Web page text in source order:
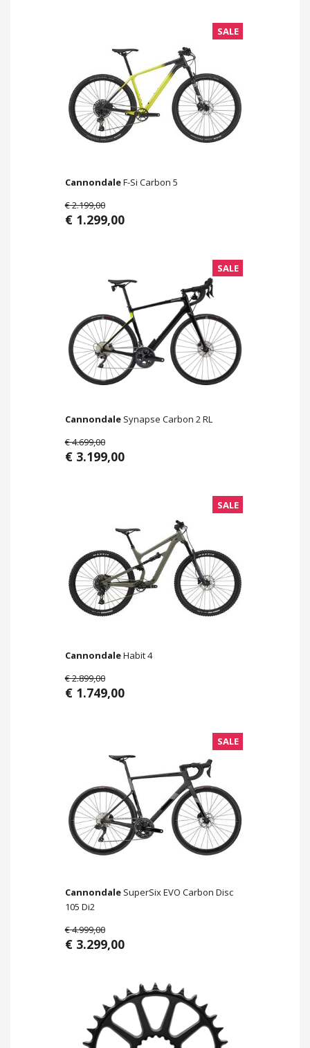
SALE
CannondaleF-Si Carbon 5
€ 2.199,00
€ 1.299,00
SALE
Cannondale Synapse Carbon 2 RL
€ 4.699,00
€ 3.199,00
SALE
CannondaleHabit 4
€ 2.899,00
€ 1.749,00
SALE
Cannondale SuperSix EVO Carbon Disc
105 Di2
€ 4.999,00
€ 3.299,00